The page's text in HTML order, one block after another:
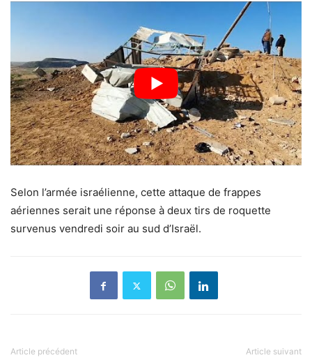
Selon l’armée israélienne, cette attaque de frappes
aériennes serait une réponse à deux tirs de roquette
survenus vendredi soir au sud d’Israël.
Article précédent Article suivant